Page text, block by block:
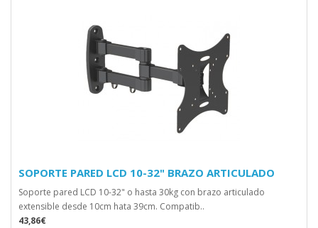
SOPORTE PARED LCD 10-32" BRAZO ARTICULADO
Soporte pared LCD 10-32" o hasta 30kg con brazo articulado
extensible desde 10cm hata 39cm. Compatib..
43,86€